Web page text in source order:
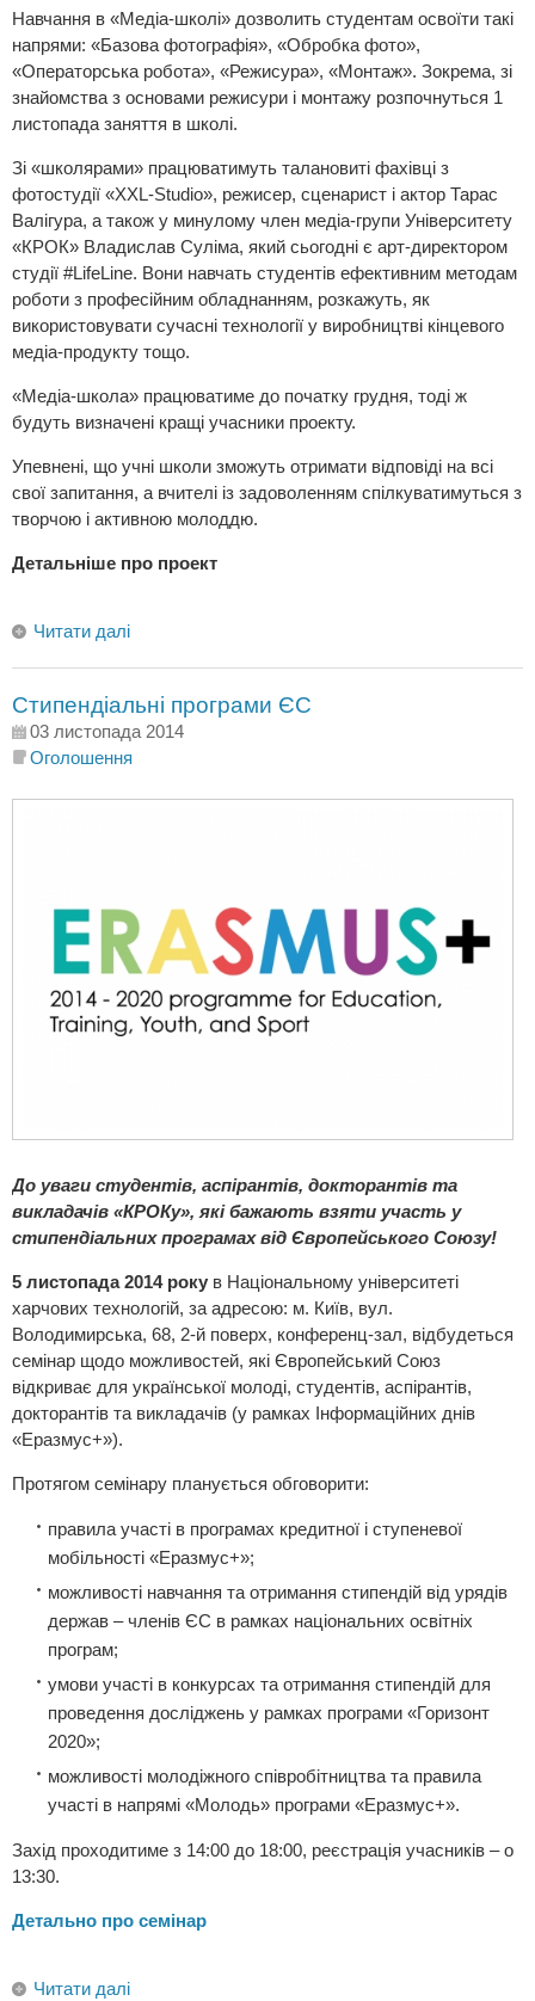
Навчання в «Медіа-школі» дозволить студентам освоїти такі
напрями: «Базова фотографія», «Обробка фото»,
«Операторська робота», «Режисура», «Монтаж». Зокрема, зі
знайомства з основами режисури і монтажу розпочнуться 1
листопада заняття в школі.
Зі «школярами» працюватимуть талановиті фахівці з
фотостудії «XXL-Studio», режисер, сценарист і актор Тарас
Валігура, а також у минулому член медіа-групи Університету
«КРОК» Владислав Суліма, який сьогодні є арт-директором
студії #LifeLine. Вони навчать студентів ефективним методам
роботи з професійним обладнанням, розкажуть, як
використовувати сучасні технології у виробництві кінцевого
медіа-продукту тощо.
«Медіа-школа» працюватиме до початку грудня, тоді ж
будуть визначені кращі учасники проекту.
Упевнені, що учні школи зможуть отримати відповіді на всі
свої запитання, а вчителі із задоволенням спілкуватимуться з
творчою і активною молоддю.
Детальніше про проект
Читати далі
Стипендіальні програми ЄС
03 листопада 2014
Оголошення
До уваги студентів, аспірантів, докторантів та
викладачів «КРОКу», які бажають взяти участь у
стипендіальних програмах від Європейського Союзу!
5 листопада 2014 року в Національному університеті
харчових технологій, за адресою: м. Київ, вул.
Володимирська, 68, 2-й поверх, конференц-зал, відбудеться
семінар щодо можливостей, які Європейський Союз
відкриває для української молоді, студентів, аспірантів,
докторантів та викладачів (у рамках Інформаційних днів
«Еразмус+»).
Протягом семінару планується обговорити:
правила участі в програмах кредитної і ступеневої
мобільності «Еразмус+»;
можливості навчання та отримання стипендій від урядів
держав – членів ЄС в рамках національних освітніх
програм;
умови участі в конкурсах та отримання стипендій для
проведення досліджень у рамках програми «Горизонт
2020»;
можливості молодіжного співробітництва та правила
участі в напрямі «Молодь» програми «Еразмус+».
Захід проходитиме з 14:00 до 18:00, реєстрація учасників – о
13:30.
Детально про семінар
Читати далі